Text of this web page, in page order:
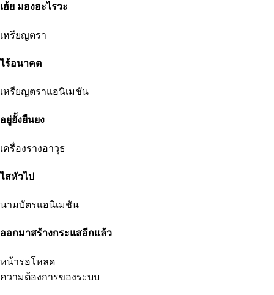
เฮ้ย มองอะไรวะ
เหรียญตรา
ไร้อนาคต
เหรียญตราแอนิเมชัน
อยู่ยั้งยืนยง
เครื่องรางอาวุธ
ไสหัวไป
นามบัตรแอนิเมชัน
ออกมาสร้างกระแสอีกแล้ว
หน้ารอโหลด
ความต้องการของระบบ